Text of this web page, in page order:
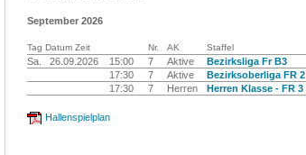
September 2026
Tag Datum Zeit Nr. AK Staffel
Sa. 26.09.2026 15:00 7 Aktive Bezirksliga Fr B3
17:30
7 Aktive Bezirksoberliga FR 2
17:30
7 Herren Herren Klasse - FR 3
Hallenspielplan